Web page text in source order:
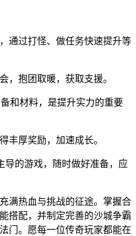
通过打怪、做任务快速提升等
，抱团取暖，获取支援。
和材料，是提升实力的重要
丰厚奖励，加速成长。
导的游戏，随时做好准备，应
满热血与挑战的征途。掌握合
搭配，并制定完善的沙城争霸
门。愿每一位传奇玩家都能在